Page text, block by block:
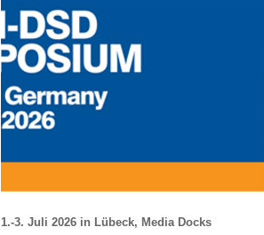
1.-3. Juli 2026 in Lübeck, Media Docks